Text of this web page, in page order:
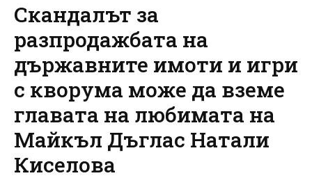
Скандалът за
разпродажбата на
държавните имоти и игри
с кворума може да вземе
главата на любимата на
Майкъл Дъглас Натали
Киселова